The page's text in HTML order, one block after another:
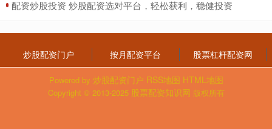
​配资炒股投资 炒股配资选对平台，轻松获利，稳健投资
炒股配资门户 按月配资平台 股票杠杆配资网
Powered by 炒股配资门户 RSS地图 HTML地图
Copyright © 2013-2025 股票配资知识网 版权所有